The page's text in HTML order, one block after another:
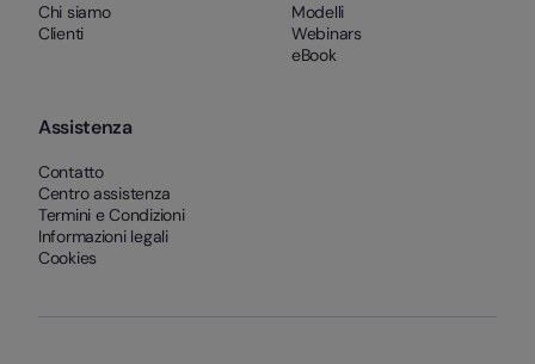
Chi siamo
Clienti
Modelli
Webinars
eBook
Assistenza
Contatto
Centro assistenza
Termini e Condizioni
Informazioni legali
Cookies